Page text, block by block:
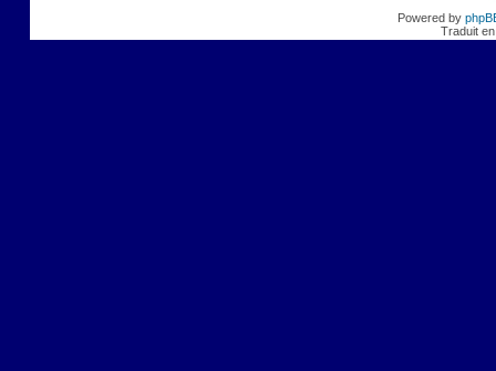
Powered by
Traduit